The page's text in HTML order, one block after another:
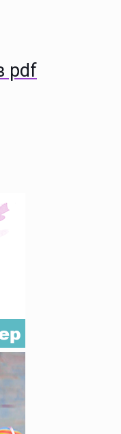
pdf